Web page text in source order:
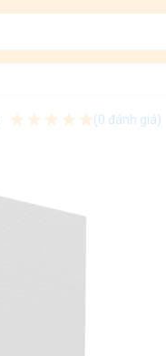
(0 đánh giá)